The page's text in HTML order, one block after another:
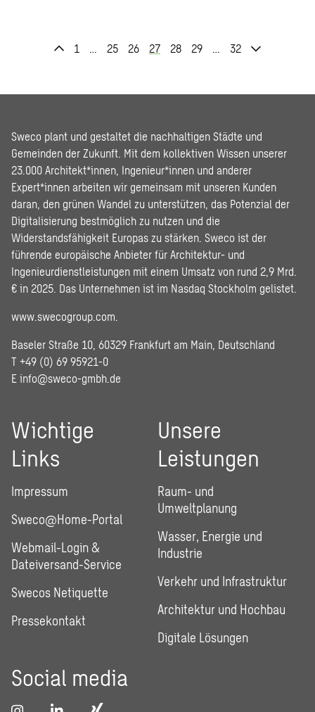
1 … 25 26 27 28 29 … 32
Sweco plant und gestaltet die nachhaltigen Städte und
Gemeinden der Zukunft. Mit dem kollektiven Wissen unserer
23.000 Architekt*innen, Ingenieur*innen und anderer
Expert*innen arbeiten wir gemeinsam mit unseren Kunden
daran, den grünen Wandel zu unterstützen, das Potenzial der
Digitalisierung bestmöglich zu nutzen und die
Widerstandsfähigkeit Europas zu stärken. Sweco ist der
führende europäische Anbieter für Architektur- und
Ingenieurdienstleistungen mit einem Umsatz von rund 2,9 Mrd.
€ in 2025. Das Unternehmen ist im Nasdaq Stockholm gelistet.
www.swecogroup.com
Baseler Straße 10, 60329 Frankfurt am Main, Deutschland
T +49 (0) 69 95921-0
E info@sweco-gmbh.de
Wichtige
Links
Impressum
Sweco@Home-Portal
Webmail-Login &
Dateiversand-Service
Swecos Netiquette
Pressekontakt
Unsere
Leistungen
Raum- und
Umweltplanung
Wasser, Energie und
Industrie
Verkehr und Infrastruktur
Architektur und Hochbau
Digitale Lösungen
Social media